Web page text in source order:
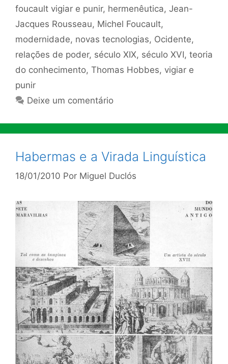
foucault vigiar e punir, hermenêutica, Jean-
Jacques Rousseau, Michel Foucault,
modernidade, novas tecnologias, Ocidente,
relações de poder, século XIX, século XVI, teoria
do conhecimento, Thomas Hobbes, vigiar e
punir
Deixe um comentário
Habermas e a Virada Linguística
18/01/2010 Por Miguel Duclós